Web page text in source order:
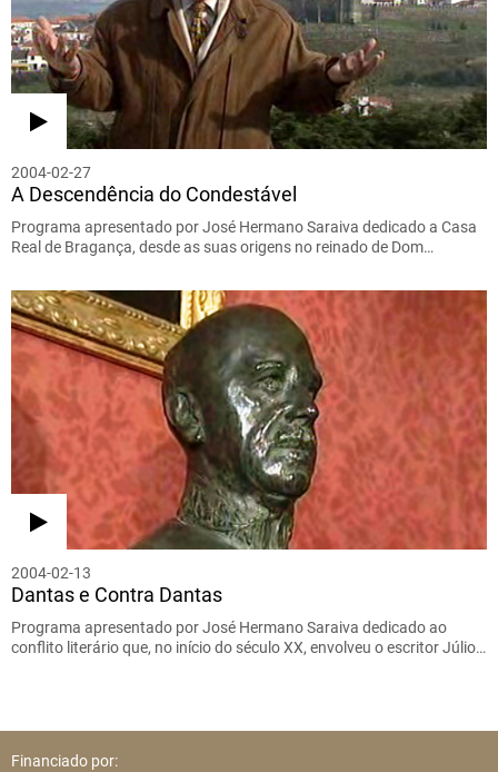
2004-02-27
A Descendência do Condestável
Programa apresentado por José Hermano Saraiva dedicado a Casa
Real de Bragança, desde as suas origens no reinado de Dom…
2004-02-13
Dantas e Contra Dantas
Programa apresentado por José Hermano Saraiva dedicado ao
conflito literário que, no início do século XX, envolveu o escritor Júlio…
Financiado por: